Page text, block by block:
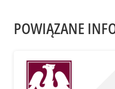
POWIĄZANE